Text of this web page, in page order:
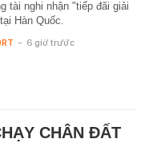
tài nghi nhận "tiếp đãi giải
Hàn Quốc.
- 6 giờ trước
CHÂN ĐẤT